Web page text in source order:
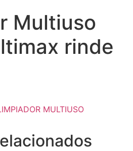
Multiuso
rinde
MULTIUSO